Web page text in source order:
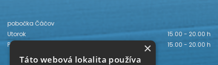
pobočka Čáčov
Utorok
15.00 - 20.00 h
Piatok
15.00 - 20.00 h
×
Táto webová lokalita používa